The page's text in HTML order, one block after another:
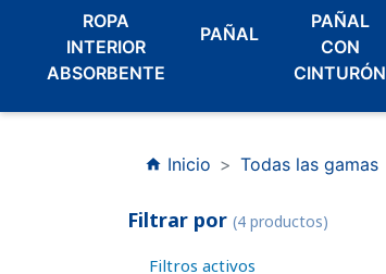
ROPA
INTERIOR
ABSORBENTE
PAÑAL
PAÑAL
CON
CINTURÓN
home Inicio Todas las gamas
Filtrar por (4 productos)
Filtros activos